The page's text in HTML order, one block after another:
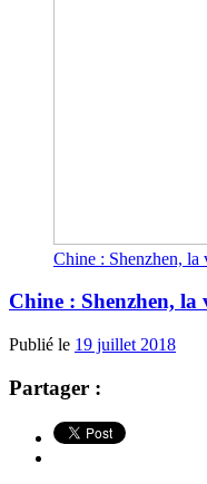
Chine : Shenzhen, la
Chine : Shenzhen,
Publié le 19 juillet 2018
Partager :